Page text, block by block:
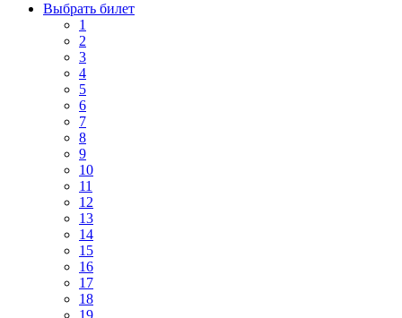
Выбрать билет
1
2
3
4
5
6
7
8
9
10
11
12
13
14
15
16
17
18